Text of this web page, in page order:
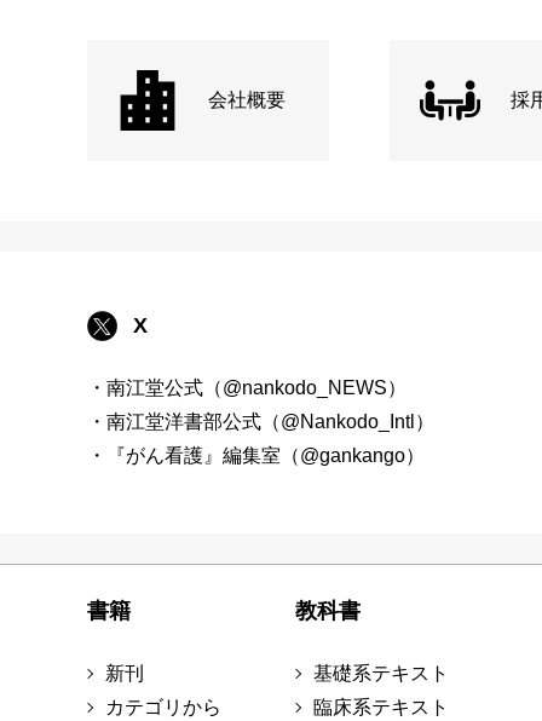
会社概要 採
X
・南江堂公式（@nankodo_NEWS）
・南江堂洋書部公式（@Nankodo_Intl）
・『がん看護』編集室（@gankango）
書籍
新刊
カテゴリから
教科書
基礎系テキスト
臨床系テキスト